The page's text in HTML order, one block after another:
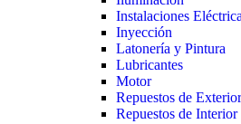
Instalaciones
Inyección
Latonería y Pintura
Lubricantes
Motor
Repuestos de Exterior
Repuestos de Interior